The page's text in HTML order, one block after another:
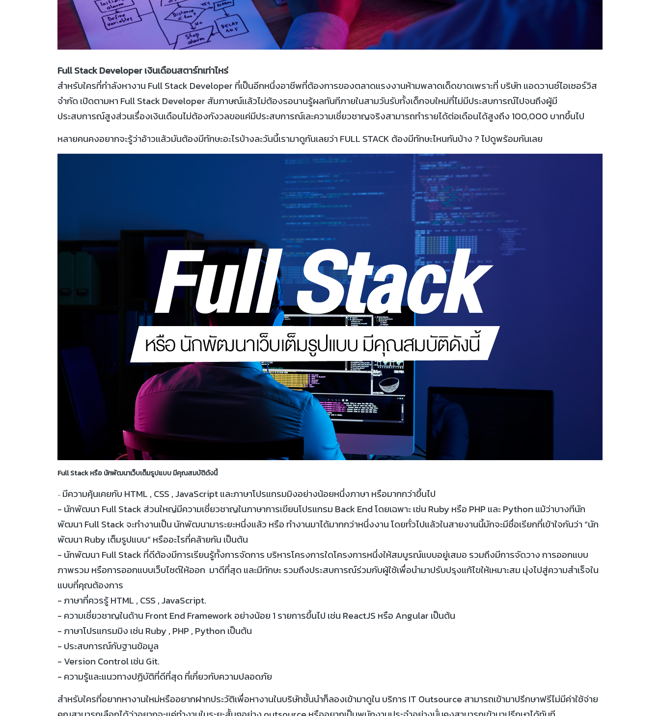
Full Stack Developer เงินเดือนสตาร์ทเท่าไหร่
สำหรับใครที่กำลังหางาน Full Stack Developer ที่เป็นอีกหนึ่งอาชีพที่ต้องการของตลาดแรงงานห้ามพลาดเด็ดขาดเพราะที่ บริษัท แอดวานซ์ไอเซอร์วิส
จำกัด เปิดตามหา Full Stack Developer สัมภาษณ์เเล้วไม่ต้องรอนานรู้ผลทันทีภายในสามวันรับทั้งเด็กจบใหม่ที่ไม่มีประสบการณ์ไปจนถึงผู้มี
ประสบการณ์สูงส่วนเรื่องเงินเดือนไม่ต้องกังวลขอแค่มีประสบการณ์เละความเชี่ยวชาญจริงสามารถทำรายได้ต่อเดือนได้สูงถึง 100,000 บาทขึ้นไป
หลายคนคงอยากจะรู้ว่าอ้าวเเล้วมันต้องมีทักษะอะไรบ้างละวันนี้เรามาดูกันเลยว่า FULL STACK ต้องมีทักษะไหนกันบ้าง ? ไปดูพร้อมกันเลย
Full Stack หรือ นักพัฒนาเว็บเต็มรูปแบบ มีคุณสมบัติดังนี้
- มีความคุ้นเคยกับ HTML , CSS , JavaScript และภาษาโปรแกรมมิงอย่างน้อยหนึ่งภาษา หรือมากกว่าขึ้นไป
- นักพัฒนา Full Stack ส่วนใหญ่มีความเชี่ยวชาญในภาษาการเขียนโปรแกรม Back End โดยเฉพาะ เช่น Ruby หรือ PHP และ Python แม้ว่าบางทีนัก
พัฒนา Full Stack จะทำงานเป็น นักพัฒนามาระยะหนึ่งแล้ว หรือ ทำงานมาได้มากกว่าหนึ่งงาน โดยทั่วไปแล้วในสายงานนี้มักจะมีชื่อเรียกที่เข้าใจกันว่า “นัก
พัฒนา Ruby เต็มรูปแบบ” หรืออะไรที่คล้ายกัน เป็นต้น
- นักพัฒนา Full Stack ที่ดีต้องมีการเรียนรู้ทั้งการจัดการ บริหารโครงการใดโครงการหนึ่งให้สมบูรณ์แบบอยู่เสมอ รวมถึงมีการจัดวาง การออกแบบ
ภาพรวม หรือการออกแบบเว็บไซต์ให้ออก มาดีที่สุด และมีทักษะ รวมถึงประสบการณ์ร่วมกับผู้ใช้เพื่อนำมาปรับปรุงแก้ไขให้เหมาะสม มุ่งไปสู่ความสำเร็จใน
แบบที่คุณต้องการ
- ภาษาที่ควรรู้ HTML , CSS , JavaScript.
- ความเชี่ยวชาญในด้าน Front End Framework อย่างน้อย 1 รายการขึ้นไป เช่น ReactJS หรือ Angular เป็นต้น
- ภาษาโปรแกรมมิง เช่น Ruby , PHP , Python เป็นต้น
- ประสบการณ์กับฐานข้อมูล
- Version Control เช่น Git.
- ความรู้และแนวทางปฏิบัติที่ดีที่สุด ที่เกี่ยวกับความปลอดภัย
สำหรับใครที่อยากหางานใหม่หรืออยากฝากประวัติเพื่อหางานในบริษัทชั้นนำก็ลองเข้ามาดูใน บริการ IT Outsource สามารถเข้ามาปรึกษาฟรีไม่มีค่าใช้จ่าย